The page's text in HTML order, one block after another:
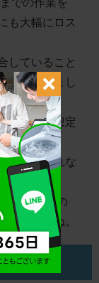
での作業を
も 大幅にロス
していること
しておきまし
作業中に想定
部品が外れな
など…。
うか？この
くださいね。
！